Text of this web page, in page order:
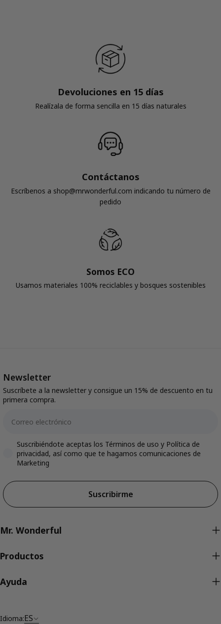
Devoluciones en 15 días
Realízala de forma sencilla en 15 días naturales
Contáctanos
Escríbenos a shop@mrwonderful.com indicando tu número de
pedido
Somos ECO
Usamos materiales 100% reciclables y bosques sostenibles
Newsletter
Suscríbete a la newsletter y consigue un 15% de descuento en tu
primera compra.
Accepts marketing
Suscribiéndote aceptas los Términos de uso y Política de
privacidad, así como que te hagamos comunicaciones de
Marketing
Suscribirme
Mr. Wonderful
Productos
Ayuda
Idioma:ES